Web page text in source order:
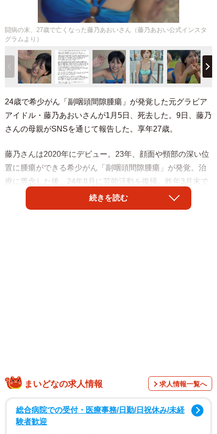
闘病の末、27歳で亡くなった藤乃あおいさん（藤乃あおい公式インスタ
グラムより）
24歳で希少がん「副咽頭間隙腫瘍」が発覚した元グラビア
アイドル・藤乃あおいさんが1月5日、死去した。9日、藤乃
さんの母親がSNSを通じて報告した。享年27歳。
藤乃さんは2020年にデビュー。23年、顔面や頸部の深い位
置に腫瘍ができる希少がん「副咽頭間隙腫瘍」が発覚。治
療に専念した後、24年8月に芸能活動を復帰。昨年3月末で
所属事務所を退所してフリーで活動していたが、デビュー5
周年の同年7月、12月31日をもって芸能活動を引退するこ
続きを読む
まいどなの求人情報 求人情報一覧へ
総合病院での受付・医療事務/日勤/日祝休み/未経
験者歓迎